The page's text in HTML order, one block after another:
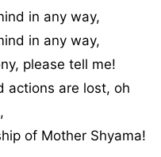
in any way,
in any way,
please tell me!
actions are lost, oh
of Mother Shyama!